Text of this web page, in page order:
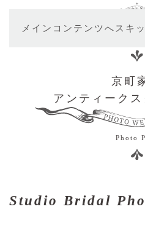
メインコンテンツへスキ
京町
アンティーク
Photo
Studio Bridal